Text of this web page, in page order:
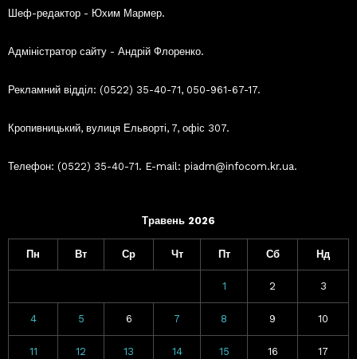
Шеф-редактор - Юхим Мармер.
Адміністратор сайту - Андрій Флоренко.
Рекламний відділ: (0522) 35-40-71, 050-961-67-17.
Кропивницький, вулиця Ельворті, 7, офіс 307.
Телефон: (0522) 35-40-71. E-mail: piadm@infocom.kr.ua.
Травень 2026
Пн Вт Ср Чт Пт Сб Нд
1 2 3
4 5 6 7 8 9 10
11 12 13 14 15 16 17